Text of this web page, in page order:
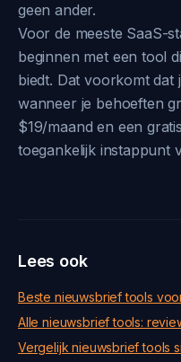
geen ander.
Voor de meeste SaaS-
beginnen met een tool
biedt. Dat voorkomt dat
wanneer je behoeften
$19/maand en een
toegankelijk instappunt
Lees ook
Beste nieuwsbrief tools
Alle nieuwsbrief tools:
Vergelijk nieuwsbrief tools